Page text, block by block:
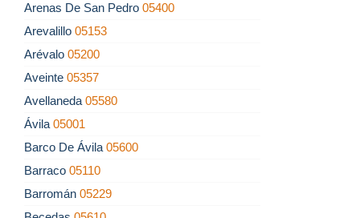
Arenas De San Pedro 05400
Arevalillo 05153
Arévalo 05200
Aveinte 05357
Avellaneda 05580
Ávila 05001
Barco De Ávila 05600
Barraco 05110
Barromán 05229